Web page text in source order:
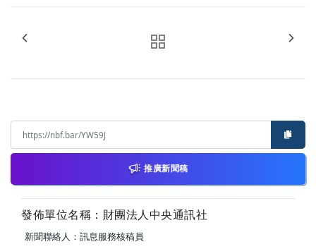
推廣新聞稿
發佈單位名稱：財團法人中央通訊社
新聞聯絡人：訊息服務核稿員